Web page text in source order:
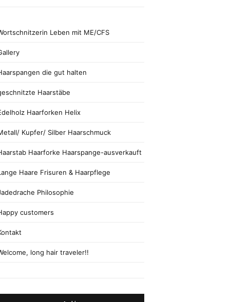
Leben mit ME/CFS
die gut halten
Haarstäbe
Haarforken Helix
Kupfer/ Silber Haarschmuck
Haarforke Haarspange-ausverkauft
Haare Frisuren & Haarpflege
Philosophie
customers
long hair traveler!!